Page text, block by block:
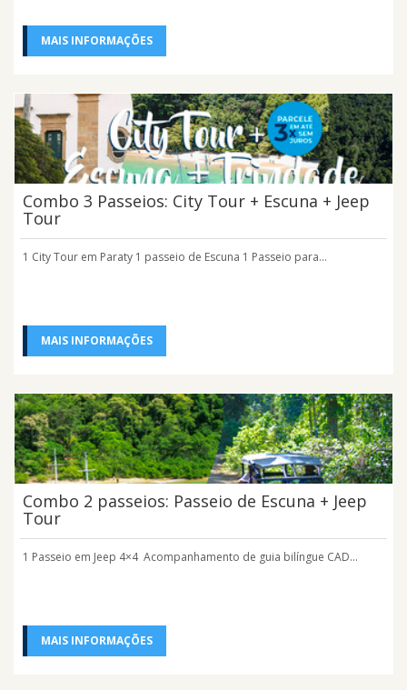
MAIS INFORMAÇÕES
Combo 3 Passeios: City Tour + Escuna + Jeep
Tour
1 City Tour em Paraty 1 passeio de Escuna 1 Passeio para...
MAIS INFORMAÇÕES
Combo 2 passeios: Passeio de Escuna + Jeep
Tour
1 Passeio em Jeep 4×4 Acompanhamento de guia bilíngue CAD...
MAIS INFORMAÇÕES